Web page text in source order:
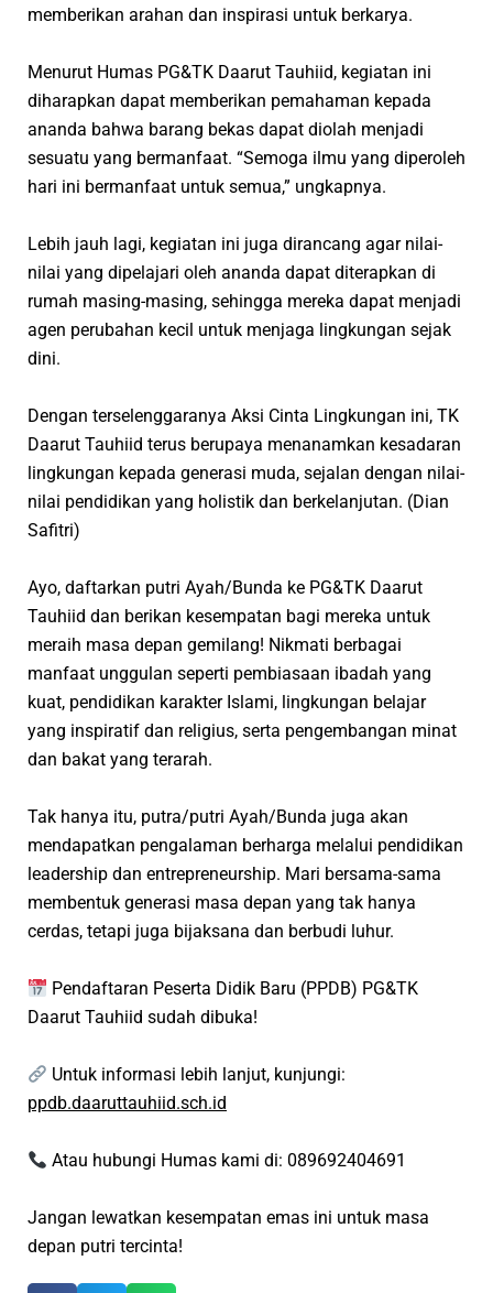
memberikan arahan dan inspirasi untuk berkarya.
Menurut Humas PG&TK Daarut Tauhiid, kegiatan ini
diharapkan dapat memberikan pemahaman kepada
ananda bahwa barang bekas dapat diolah menjadi
sesuatu yang bermanfaat. “Semoga ilmu yang diperoleh
hari ini bermanfaat untuk semua,” ungkapnya.
Lebih jauh lagi, kegiatan ini juga dirancang agar nilai-
nilai yang dipelajari oleh ananda dapat diterapkan di
rumah masing-masing, sehingga mereka dapat menjadi
agen perubahan kecil untuk menjaga lingkungan sejak
dini.
Dengan terselenggaranya Aksi Cinta Lingkungan ini, TK
Daarut Tauhiid terus berupaya menanamkan kesadaran
lingkungan kepada generasi muda, sejalan dengan nilai-
nilai pendidikan yang holistik dan berkelanjutan. (Dian
Safitri)
Ayo, daftarkan putri Ayah/Bunda ke PG&TK Daarut
Tauhiid dan berikan kesempatan bagi mereka untuk
meraih masa depan gemilang! Nikmati berbagai
manfaat unggulan seperti pembiasaan ibadah yang
kuat, pendidikan karakter Islami, lingkungan belajar
yang inspiratif dan religius, serta pengembangan minat
dan bakat yang terarah.
Tak hanya itu, putra/putri Ayah/Bunda juga akan
mendapatkan pengalaman berharga melalui pendidikan
leadership dan entrepreneurship. Mari bersama-sama
membentuk generasi masa depan yang tak hanya
cerdas, tetapi juga bijaksana dan berbudi luhur.
Pendaftaran Peserta Didik Baru (PPDB) PG&TK
Daarut Tauhiid sudah dibuka!
Untuk informasi lebih lanjut, kunjungi:
ppdb.daaruttauhiid.sch.id
Atau hubungi Humas kami di: 089692404691
Jangan lewatkan kesempatan emas ini untuk masa
depan putri tercinta!